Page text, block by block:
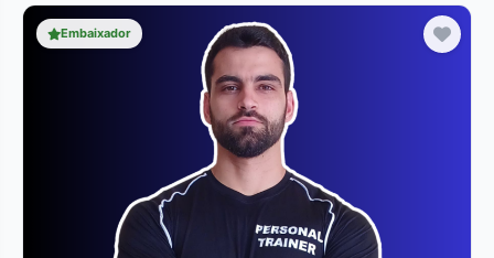
Embaixador